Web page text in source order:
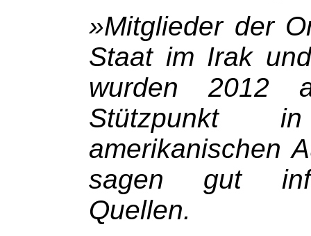
»Mitglieder der
Staat im Irak
wurden 2012
Stützpunkt
amerikanischen
sagen gut
Quellen.